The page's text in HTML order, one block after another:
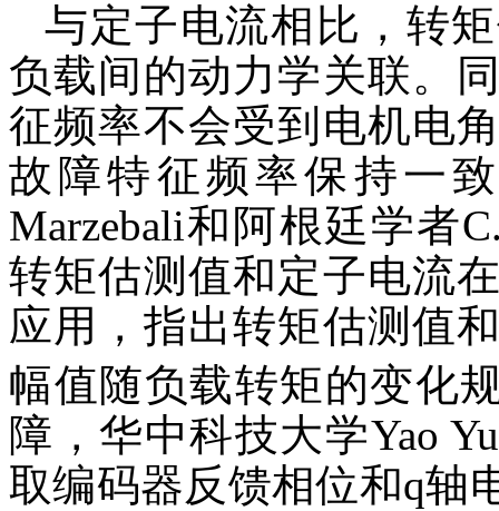
与定子电流相比，转
负载间的动力学关联。
征频率不会受到电机电
故障特征频率保持一
Marzebali和阿根廷学者
转矩估测值和定子电流
应用，指出转矩估测值
幅值随负载转矩的变化
障，华中科技大学Yao
取编码器反馈相位和q轴